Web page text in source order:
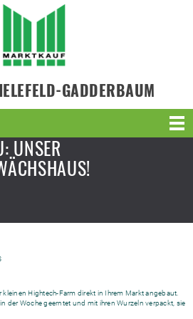
GADDERBAUM
UNSER
Hightech-Farm direkt in Ihrem Markt angebaut.
der Woche geerntet und mit ihren Wurzeln verpackt, sie